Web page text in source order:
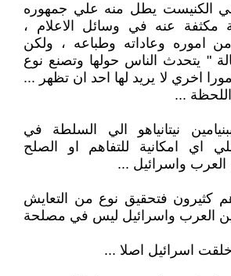
الكنيست يطل منه علي جمهوره
مكثفة عنه في وسائل الاعلام ،
اموره وعاداته وطباعه ، ولكن
" يتحدث الناس حولها وتصنع نوع
اخري لا يريد لها احد ان تظهر ...
...
نيتانياهو الي السلطة في
اي امكانية للتفاهم او الصلح
العرب واسرائيل ...
كثيرون فتحقيق نوع من التعايش
العرب واسرائيل ليس في مصلحة
اسرائيل اصلا ...